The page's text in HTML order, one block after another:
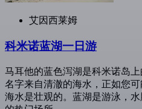
艾因西莱姆
科米诺蓝湖一日游
马耳他的蓝色泻湖是科米诺岛
名字来自清澈的海水，正如您
海水是壮观的。蓝湖是游泳，